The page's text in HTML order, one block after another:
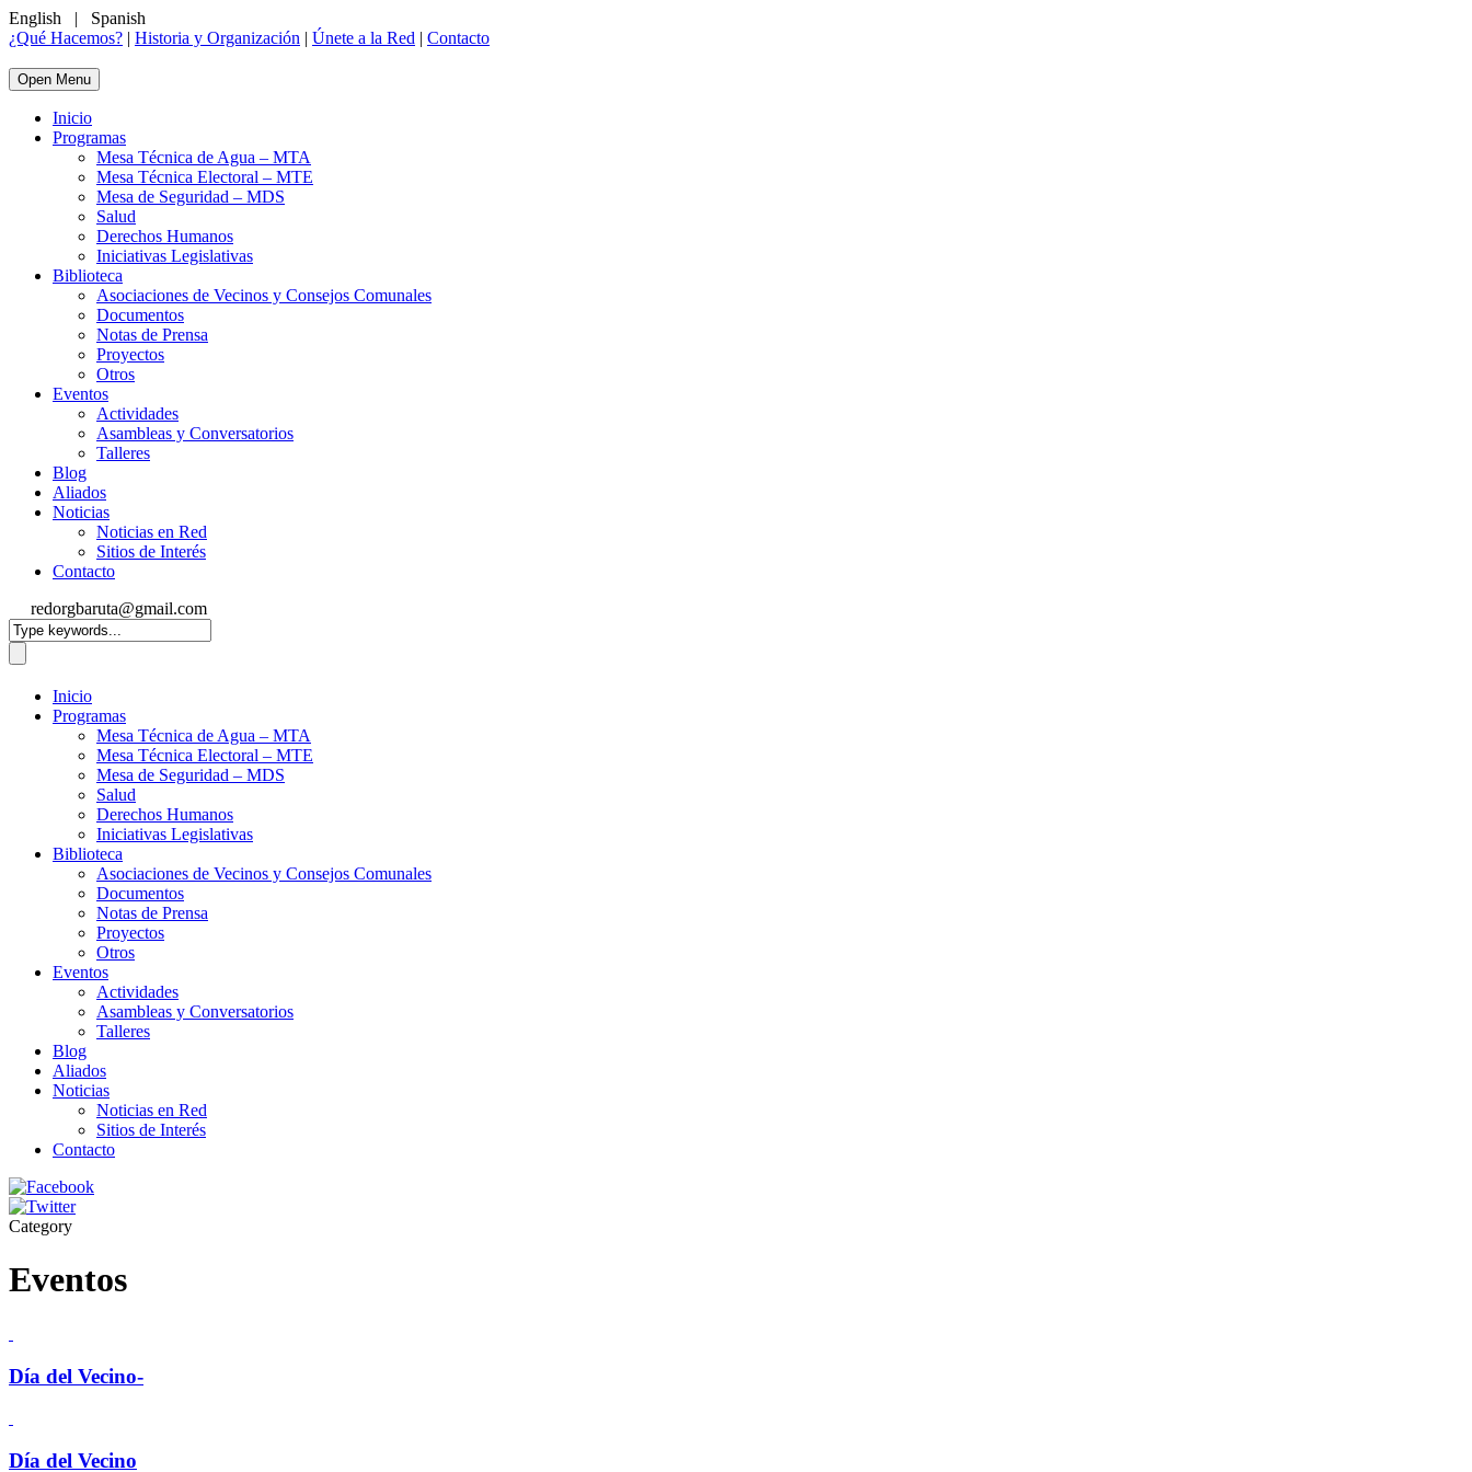
English |
Spanish
¿Qué Hacemos? | Historia y Organización | Únete a la Red | Contacto
Open Menu
Inicio
Programas
Mesa Técnica de Agua – MTA
Mesa Técnica Electoral – MTE
Mesa de Seguridad – MDS
Salud
Derechos Humanos
Iniciativas Legislativas
Biblioteca
Asociaciones de Vecinos y Consejos Comunales
Documentos
Notas de Prensa
Proyectos
Otros
Eventos
Actividades
Asambleas y Conversatorios
Talleres
Blog
Aliados
Noticias
Noticias en Red
Sitios de Interés
Contacto
redorgbaruta@gmail.com
Inicio
Programas
Mesa Técnica de Agua – MTA
Mesa Técnica Electoral – MTE
Mesa de Seguridad – MDS
Salud
Derechos Humanos
Iniciativas Legislativas
Biblioteca
Asociaciones de Vecinos y Consejos Comunales
Documentos
Notas de Prensa
Proyectos
Otros
Eventos
Actividades
Asambleas y Conversatorios
Talleres
Blog
Aliados
Noticias
Noticias en Red
Sitios de Interés
Contacto
Category
Eventos
Día del Vecino-
Día del Vecino